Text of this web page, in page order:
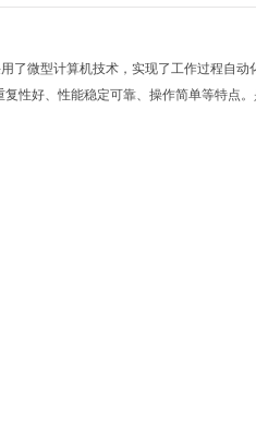
了微型计算机技术，实现了工作过程自动
性好、性能稳定可靠、操作简单等特点